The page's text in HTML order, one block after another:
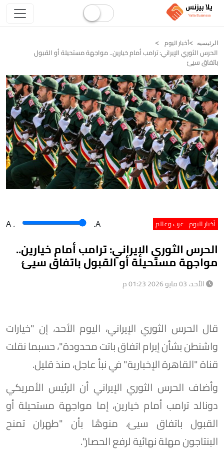
الرئيسيه أخبار اليوم
الحرس الثوري الإيراني: ترامب أمام خيارين.. مواجهة مستحيلة أو القبول
باتفاق سيئ
أخبار اليوم عرب وعالم A . .A
الحرس الثوري الإيراني: ترامب أمام خيارين..
مواجهة مستحيلة أو القبول باتفاق سيئ
الأحد، 03 مايو 2026 01:23 م
قال الحرس الثوري الإيراني، اليوم الأحد، إن "خيارات
واشنطن بشأن إبرام اتفاق باتت محدودة"، حسبما نقلت
قناة "القاهرة الإخبارية" في نبأ عاجل، منذ قليل.
وأضاف الحرس الثوري الإيراني أن الرئيس الأمريكي
دونالد ترامب أمام خيارين، إما مواجهة مستحيلة أو
القبول باتفاق سيئ، منوهًا بأن "طهران تمنح
البنتاجون مهلة نهائية لرفع الحصار".